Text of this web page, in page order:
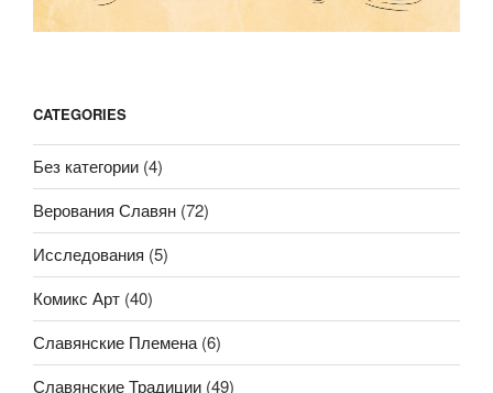
CATEGORIES
Без категории (4)
Верования Славян (72)
Исследования (5)
Комикс Арт (40)
Славянские Племена (6)
Славянские Традиции (49)